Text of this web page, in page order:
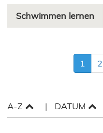
Schwimmen lernen
1 2
A-Z DATUM